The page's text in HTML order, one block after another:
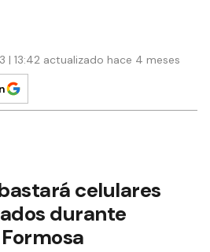
| 13:42 actualizado hace 4 meses
celulares
durante